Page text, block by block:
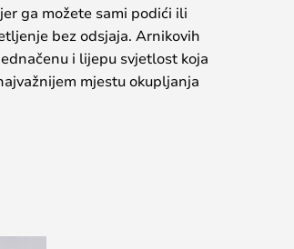
ga možete sami podići ili
bez odsjaja. Arnikovih
i lijepu svjetlost koja
mjestu okupljanja